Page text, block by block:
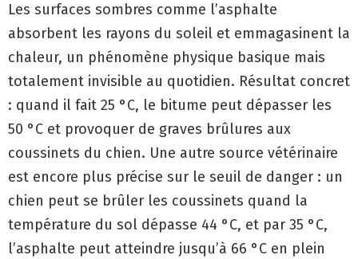
Les surfaces sombres comme l’asphalte
absorbent les rayons du soleil et emmagasinent la
chaleur, un phénomène physique basique mais
totalement invisible au quotidien. Résultat concret
: quand il fait 25 °C, le bitume peut dépasser les
50 °C et provoquer de graves brûlures aux
coussinets du chien. Une autre source vétérinaire
est encore plus précise sur le seuil de danger : un
chien peut se brûler les coussinets quand la
température du sol dépasse 44 °C, et par 35 °C,
l’asphalte peut atteindre jusqu’à 66 °C en plein